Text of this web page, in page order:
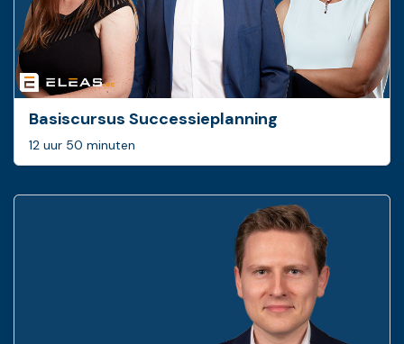
Basis­cursus Successie­planning
12 uur 50 minuten